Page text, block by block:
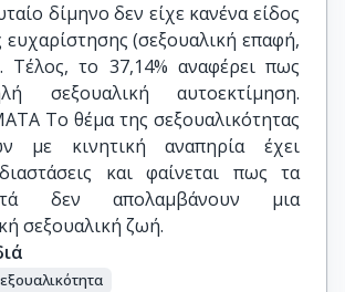
δίμηνο δεν είχε κανένα είδος
ευχαρίστησης (σεξουαλική επαφή,
Τέλος, το 37,14% αναφέρει πως
σεξουαλική αυτοεκτίμηση.
Το θέμα της σεξουαλικότητας
με κινητική αναπηρία έχει
και φαίνεται πως τα
δεν απολαμβάνουν μια
σεξουαλική ζωή.